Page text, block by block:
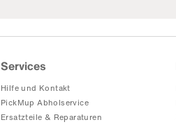
Services
Hilfe und Kontakt
PickMup Abholservice
Ersatzteile & Reparaturen